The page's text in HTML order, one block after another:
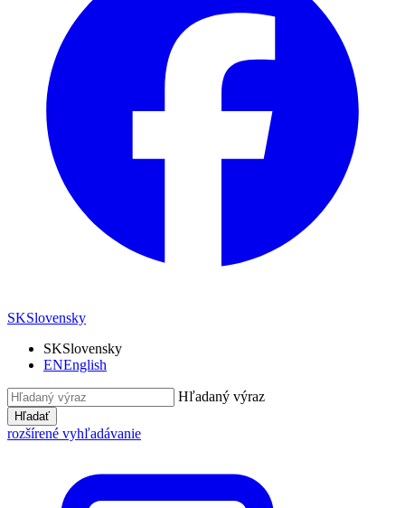
SKSlovensky
SKSlovensky
ENEnglish
Hľadaný výraz
Hľadať
rozšírené vyhľadávanie